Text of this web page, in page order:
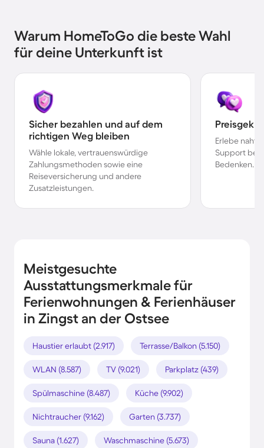
Warum HomeToGo die beste Wahl
für deine Unterkunft ist
Sicher bezahlen und auf dem
richtigen Weg bleiben
Wähle lokale, vertrauenswürdige
Zahlungsmethoden sowie eine
Reiseversicherung und andere
Zusatzleistungen.
Erlebe
Support bei
Bedenken.
Meistgesuchte
Ausstattungsmerkmale für
Ferienwohnungen & Ferienhäuser
in Zingst an der Ostsee
Haustier erlaubt (2.917) Terrasse/Balkon (5.150)
WLAN (8.587) TV (9.021) Parkplatz (439)
Spülmaschine (8.487) Küche (9.902)
Nichtraucher (9.162) Garten (3.737)
Sauna (1.627) Waschmaschine (5.673)